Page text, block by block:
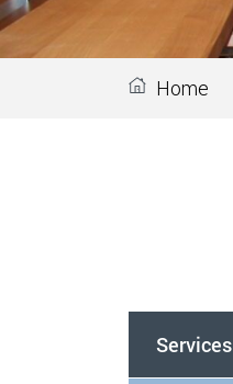
Home
Services